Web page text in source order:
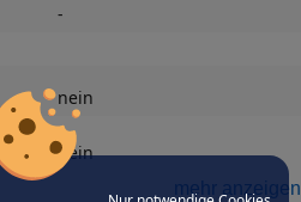
-
nein
nein
mehr anzeigen